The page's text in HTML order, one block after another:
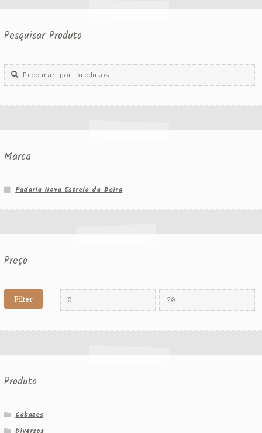
Pesquisar Produto
Procurar
por:
Marca
Padaria Nova Estrela da Beira
Preço
Filter
Produto
Cabazes
Diversos